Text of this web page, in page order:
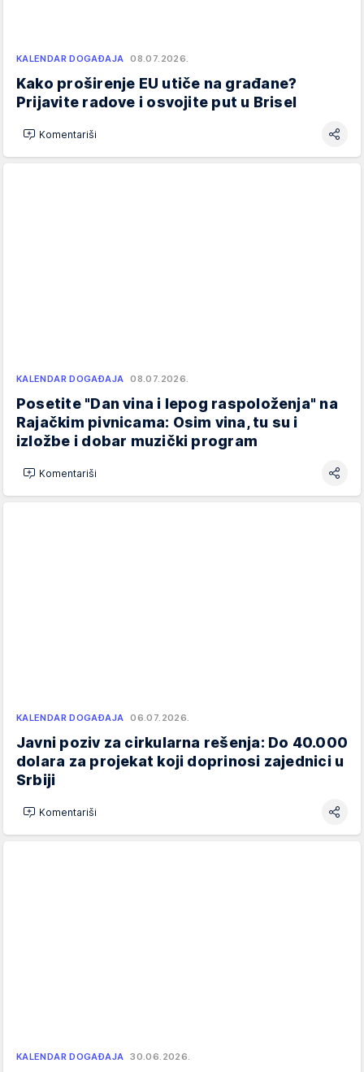
KALENDAR DOGAĐAJA 08.07.2026.
Kako proširenje EU utiče na građane?
Prijavite radove i osvojite put u Brisel
Komentariši
KALENDAR DOGAĐAJA 08.07.2026.
Posetite "Dan vina i lepog raspoloženja" na
Rajačkim pivnicama: Osim vina, tu su i
izložbe i dobar muzički program
Komentariši
KALENDAR DOGAĐAJA 06.07.2026.
Javni poziv za cirkularna rešenja: Do 40.000
dolara za projekat koji doprinosi zajednici u
Srbiji
Komentariši
KALENDAR DOGAĐAJA 30.06.2026.